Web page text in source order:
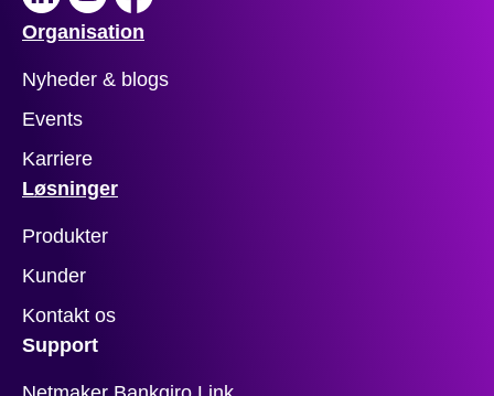
Organisation
Nyheder & blogs
Events
Karriere
Løsninger
Produkter
Kunder
Kontakt os
Support